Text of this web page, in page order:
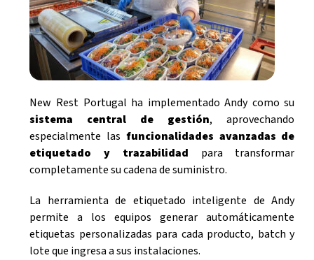
New Rest Portugal ha implementado Andy como su
sistema central de gestión, aprovechando
especialmente las funcionalidades avanzadas de
etiquetado y trazabilidad para transformar
completamente su cadena de suministro.
La herramienta de etiquetado inteligente de Andy
permite a los equipos generar automáticamente
etiquetas personalizadas para cada producto, batch y
lote que ingresa a sus instalaciones.